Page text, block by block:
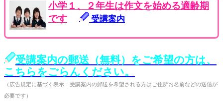
小学１、２年生は作文を始める適齢期
です
受講案内
受講案内の郵送（無料）をご希望の方は、
こちらをごらんください。
（広告規定に基づく表示：受講案内の郵送を希望される方はご住所お名前などの送信が
必要です）